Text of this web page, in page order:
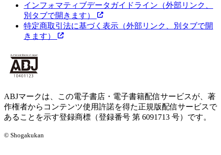
インフォマティブデータガイドライン （外部リンク、
別タブで開きます）
特定商取引法に基づく表示 （外部リンク、別タブで開
きます）
ABJマークは、この電子書店・電子書籍配信サービスが、著
作権者からコンテンツ使用許諾を得た正規版配信サービスで
あることを示す登録商標（登録番号 第 6091713 号）です。
© Shogakukan